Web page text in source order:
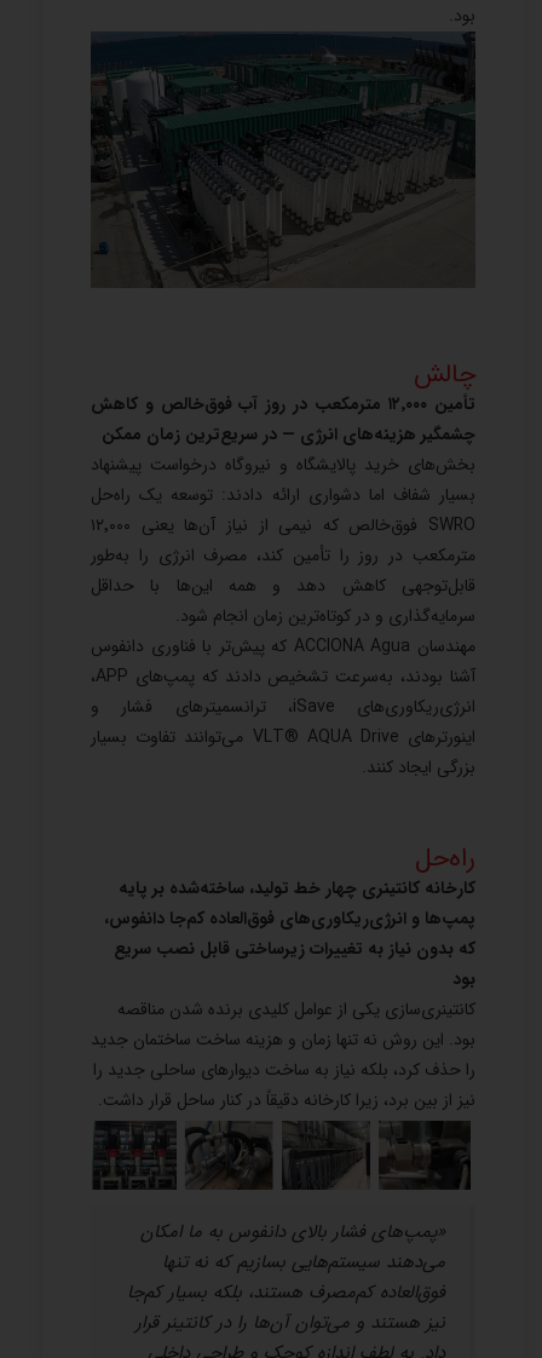
بود.
چالش
تأمین ۱۲٬۰۰۰ مترمکعب در روز آب فوق‌خالص و کاهش
چشمگیر هزینه‌های انرژی — در سریع‌ترین زمان ممکن
بخش‌های خرید پالایشگاه و نیروگاه درخواست پیشنهاد
بسیار شفاف اما دشواری ارائه دادند: توسعه یک راه‌حل
SWRO فوق‌خالص که نیمی از نیاز آن‌ها یعنی ۱۲٬۰۰۰
مترمکعب در روز را تأمین کند، مصرف انرژی را به‌طور
قابل‌توجهی کاهش دهد و همه این‌ها با حداقل
سرمایه‌گذاری و در کوتاه‌ترین زمان انجام شود.
مهندسان ACCIONA Agua که پیش‌تر با فناوری دانفوس
آشنا بودند، به‌سرعت تشخیص دادند که پمپ‌های APP،
انرژی‌ریکاوری‌های iSave، ترانسمیترهای فشار و
اینورترهای VLT® AQUA Drive می‌توانند تفاوت بسیار
بزرگی ایجاد کنند.
راه‌حل
کارخانه کانتینری چهار خط تولید، ساخته‌شده بر پایه
پمپ‌ها و انرژی‌ریکاوری‌های فوق‌العاده کم‌جا دانفوس،
که بدون نیاز به تغییرات زیرساختی قابل نصب سریع
بود
کانتینری‌سازی یکی از عوامل کلیدی برنده شدن مناقصه
بود. این روش نه تنها زمان و هزینه ساخت ساختمان جدید
را حذف کرد، بلکه نیاز به ساخت دیوارهای ساحلی جدید را
نیز از بین برد، زیرا کارخانه دقیقاً در کنار ساحل قرار داشت.
«پمپ‌های فشار بالای دانفوس به ما امکان
می‌دهند سیستم‌هایی بسازیم که نه تنها
فوق‌العاده کم‌مصرف هستند، بلکه بسیار کم‌جا
نیز هستند و می‌توان آن‌ها را در کانتینر قرار